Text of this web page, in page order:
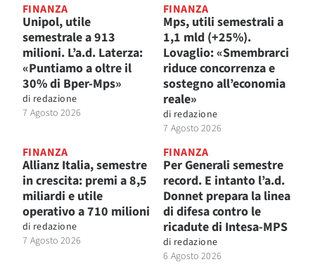
FINANZA
Unipol, utile
semestrale a 913
milioni. L’a.d. Laterza:
«Puntiamo a oltre il
30% di Bper-Mps»
di redazione
7 Agosto 2026
FINANZA
Mps, utili semestrali a
1,1 mld (+25%).
Lovaglio: «Smembrarci
riduce concorrenza e
sostegno all’economia
reale»
di redazione
7 Agosto 2026
FINANZA
Allianz Italia, semestre
in crescita: premi a 8,5
miliardi e utile
operativo a 710 milioni
di redazione
7 Agosto 2026
FINANZA
Per Generali semestre
record. E intanto l’a.d.
Donnet prepara la linea
di difesa contro le
ricadute di Intesa-MPS
di redazione
6 Agosto 2026